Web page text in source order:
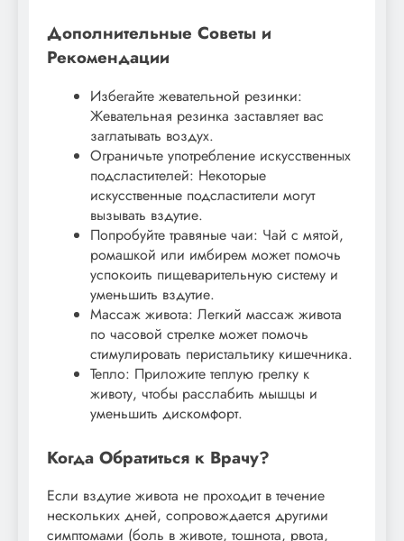
Дополнительные Советы и
Рекомендации
Избегайте жевательной резинки:
Жевательная резинка заставляет вас
заглатывать воздух.
Ограничьте употребление искусственных
подсластителей: Некоторые
искусственные подсластители могут
вызывать вздутие.
Попробуйте травяные чаи: Чай с мятой,
ромашкой или имбирем может помочь
успокоить пищеварительную систему и
уменьшить вздутие.
Массаж живота: Легкий массаж живота
по часовой стрелке может помочь
стимулировать перистальтику кишечника.
Тепло: Приложите теплую грелку к
животу, чтобы расслабить мышцы и
уменьшить дискомфорт.
Когда Обратиться к Врачу?
Если вздутие живота не проходит в течение
нескольких дней, сопровождается другими
симптомами (боль в животе, тошнота, рвота,